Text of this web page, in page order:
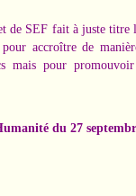
SEF fait à juste titre
accroître de
mais pour
du 27